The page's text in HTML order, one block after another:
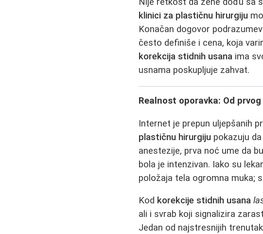
klinici za plastičnu hirurgiju
Konačan dogovor
često definiše i cena, koja
korekcija stidnih usana ima
usnama poskupljuje zahvat.
Realnost oporavka: Od
Internet je prepun uljepšanih
plastičnu hirurgiju pokazuju
anestezije, prva noć ume da
bola je intenzivan. Iako su
položaja tela ogromna muka;
Kod korekcije stidnih usana
ali i svrab koji signalizira
Jedan od najstresnijih